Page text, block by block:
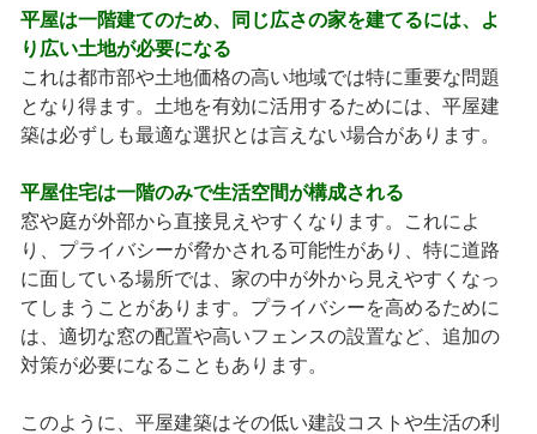
平屋は一階建てのため、同じ広さの家を建てるには、よ
り広い土地が必要になる
これは都市部や土地価格の高い地域では特に重要な問題
となり得ます。土地を有効に活用するためには、平屋建
築は必ずしも最適な選択とは言えない場合があります。
平屋住宅は一階のみで生活空間が構成される
窓や庭が外部から直接見えやすくなります。これによ
り、プライバシーが脅かされる可能性があり、特に道路
に面している場所では、家の中が外から見えやすくなっ
てしまうことがあります。プライバシーを高めるために
は、適切な窓の配置や高いフェンスの設置など、追加の
対策が必要になることもあります。
このように、平屋建築はその低い建設コストや生活の利